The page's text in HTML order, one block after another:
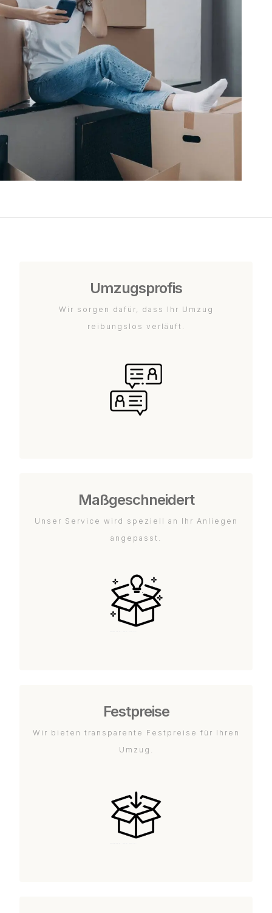
Umzugsprofis
Wir sorgen dafür, dass Ihr Umzug
reibungslos verläuft.
Maßgeschneidert
Unser Service wird speziell an Ihr Anliegen
angepasst.
Festpreise
Wir bieten transparente Festpreise für Ihren
Umzug.